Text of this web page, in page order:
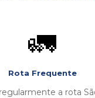
🚛
Rota Frequente
a rota